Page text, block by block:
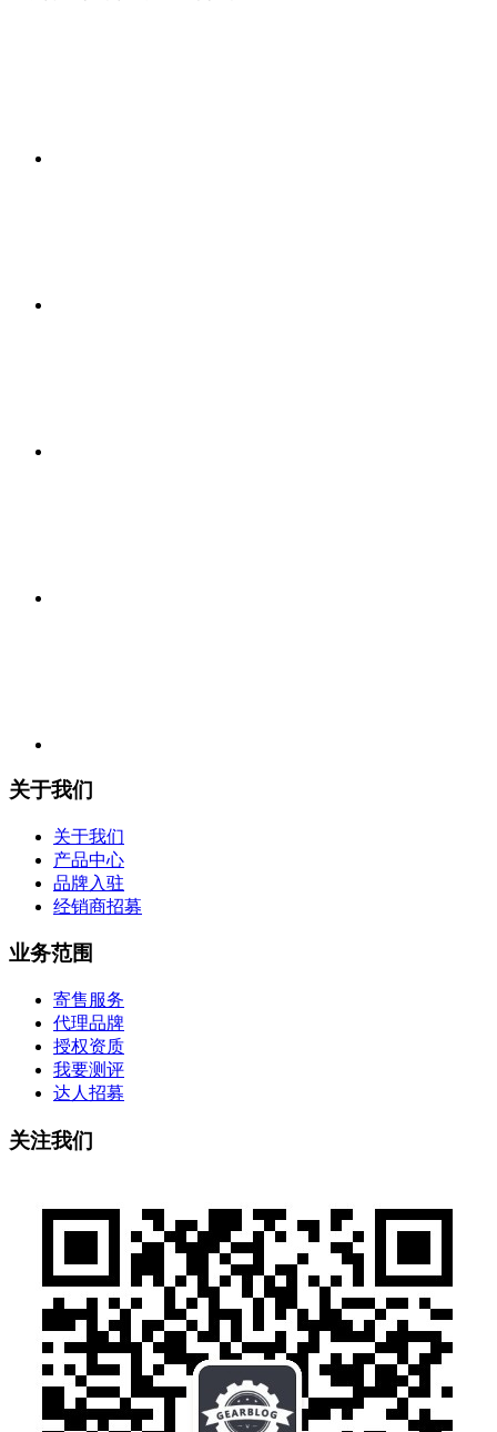
关于我们
关于我们
产品中心
品牌入驻
经销商招募
业务范围
寄售服务
代理品牌
授权资质
我要测评
达人招募
关注我们